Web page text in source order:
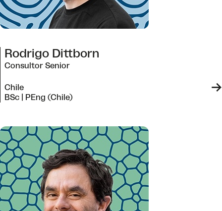
Rodrigo Dittborn
Consultor Senior
Chile
BSc | PEng (Chile)
->